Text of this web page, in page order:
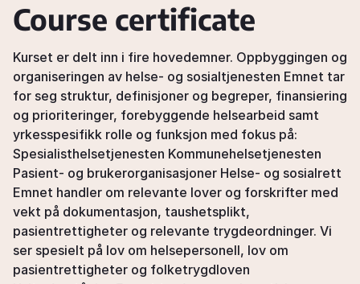
Course certificate
Kurset er delt inn i fire hovedemner. Oppbyggingen og
organiseringen av helse- og sosialtjenesten Emnet tar
for seg struktur, definisjoner og begreper, finansiering
og prioriteringer, forebyggende helsearbeid samt
yrkesspesifikk rolle og funksjon med fokus på:
Spesialisthelsetjenesten Kommunehelsetjenesten
Pasient- og brukerorganisasjoner Helse- og sosialrett
Emnet handler om relevante lover og forskrifter med
vekt på dokumentasjon, taushetsplikt,
pasientrettigheter og relevante trygdeordninger. Vi
ser spesielt på lov om helsepersonell, lov om
pasientrettigheter og folketrygdloven